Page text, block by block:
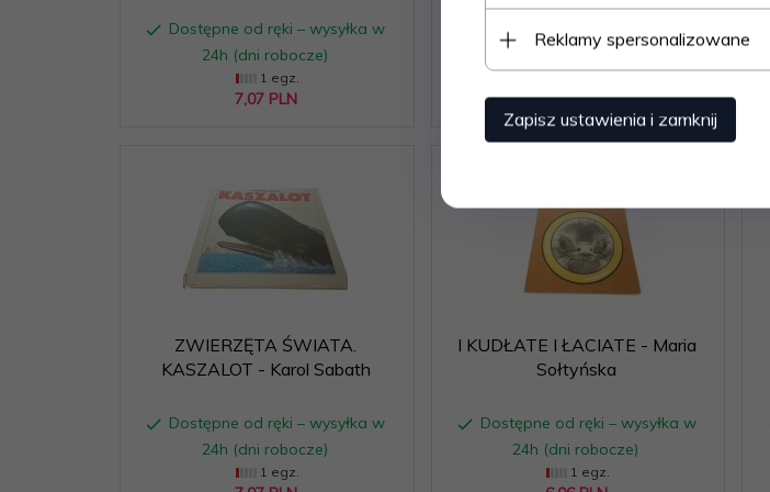
Dostępne od ręki – wysyłka w
24h (dni robocze)
1 egz.
7,07 PLN
Dostępne od ręki – wysyłka w
24h (dni robocze)
6,06 PLN
ZWIERZĘTA ŚWIATA.
KASZALOT - Karol Sabath
Dostępne od ręki – wysyłka w
24h (dni robocze)
1 egz.
I KUDŁATE I ŁACIATE - Maria
Sołtyńska
Dostępne od ręki – wysyłka w
24h (dni robocze)
1 egz.
Reklamy spersonalizowane
Zapisz ustawienia i zamknij